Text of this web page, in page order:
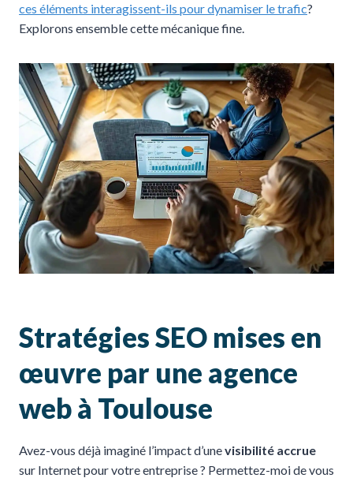
ces éléments interagissent-ils pour dynamiser le trafic?
Explorons ensemble cette mécanique fine.
Stratégies SEO mises en
œuvre par une agence
web à Toulouse
Avez-vous déjà imaginé l’impact d’unevisibilité accrue
sur Internet pour votre entreprise ? Permettez-moi de vous